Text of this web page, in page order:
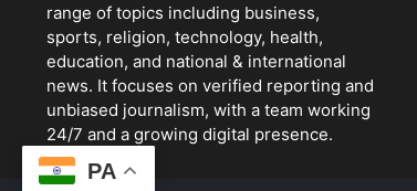
range of topics including business,
sports, religion, technology, health,
education, and national & international
news. It focuses on verified reporting and
unbiased journalism, with a team working
24/7 and a growing digital presence.
PA